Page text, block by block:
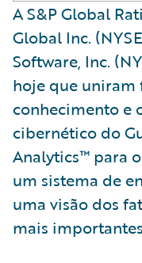
A S&P Global
Global Inc.
Software, Inc.
hoje que uniram
conhecimento e
cibernético do
Analytics™ para
um sistema de
uma visão dos
mais